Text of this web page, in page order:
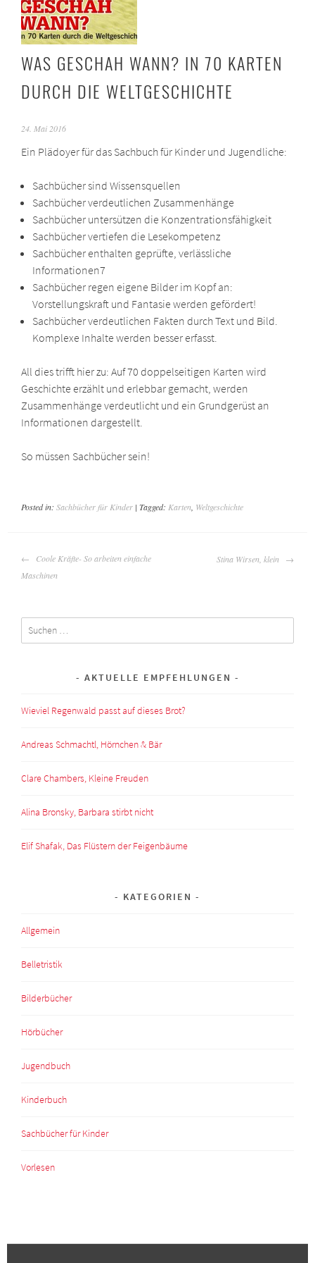
WAS GESCHAH WANN? IN 70 KARTEN
DURCH DIE WELTGESCHICHTE
24. Mai 2016
Ein Plädoyer für das Sachbuch für Kinder und Jugendliche:
Sachbücher sind Wissensquellen
Sachbücher verdeutlichen Zusammenhänge
Sachbücher untersützen die Konzentrationsfähigkeit
Sachbücher vertiefen die Lesekompetenz
Sachbücher enthalten geprüfte, verlässliche
Informationen7
Sachbücher regen eigene Bilder im Kopf an:
Vorstellungskraft und Fantasie werden gefördert!
Sachbücher verdeutlichen Fakten durch Text und Bild.
Komplexe Inhalte werden besser erfasst.
All dies trifft hier zu: Auf 70 doppelseitigen Karten wird
Geschichte erzählt und erlebbar gemacht, werden
Zusammenhänge verdeutlicht und ein Grundgerüst an
Informationen dargestellt.
So müssen Sachbücher sein!
Posted in:Sachbücher für Kinder | Tagged: Karten Weltgeschichte
BEITRAGSNAVIGATION
Coole Kräfte- So arbeiten einfache
Maschinen
Stina Wirsen, klein
Suchen
nach:
AKTUELLE EMPFEHLUNGEN
Wieviel Regenwald passt auf dieses Brot?
Andreas Schmachtl, Hörnchen & Bär
Clare Chambers, Kleine Freuden
Alina Bronsky, Barbara stirbt nicht
Elif Shafak, Das Flüstern der Feigenbäume
KATEGORIEN
Allgemein
Belletristik
Bilderbücher
Hörbücher
Jugendbuch
Kinderbuch
Sachbücher für Kinder
Vorlesen